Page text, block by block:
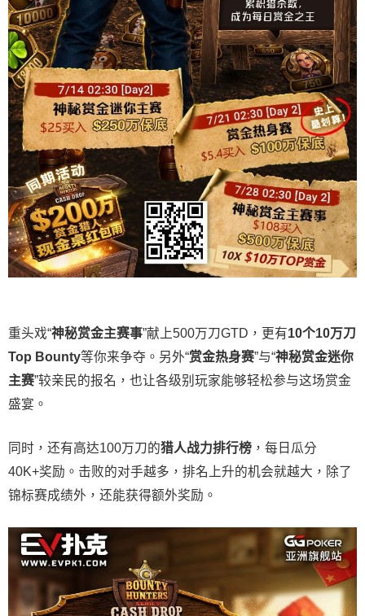
重头戏“神秘赏金主赛事”献上500万刀GTD，更有10个10万刀
Top Bounty等你来争夺。另外“赏金热身赛”与“神秘赏金迷你
主赛”较亲民的报名，也让各级别玩家能够轻松参与这场赏金
盛宴。
同时，还有高达100万刀的猎人战力排行榜 ，每日瓜分
40K+奖励。击败的对手越多，排名上升的机会就越大，除了
锦标赛成绩外，还能获得额外奖励。